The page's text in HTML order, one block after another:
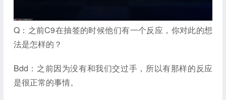
Q：之前C9在抽签的时候他们有一个反应，你对此的想
法是怎样的？
Bdd：之前因为没有和我们交过手，所以有那样的反应
是很正常的事情。